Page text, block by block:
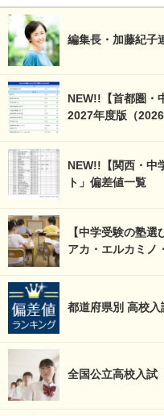
編集長・加藤紀子
NEW!!【首都圏・
2027年度版（2026
NEW!!【関西・中
ト」偏差値一覧
【中学受験の塾
アカ・エルカミノ
都道府県別 高校
全国公立高校入試